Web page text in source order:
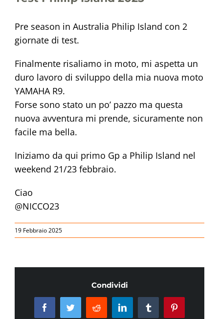
Pre season in Australia Philip Island con 2
giornate di test.
Finalmente risaliamo in moto, mi aspetta un
duro lavoro di sviluppo della mia nuova moto
YAMAHA R9.
Forse sono stato un po’ pazzo ma questa
nuova avventura mi prende, sicuramente non
facile ma bella.
Iniziamo da qui primo Gp a Philip Island nel
weekend 21/23 febbraio.
Ciao
@NICCO23
19 Febbraio 2025
Condividi
FacebookTwitterReddit LinkedInTumblrPinterest